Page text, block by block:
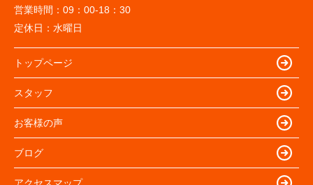
営業時間： 09：00-18：30
定休日： 水曜日
トップページ
スタッフ
お客様の声
ブログ